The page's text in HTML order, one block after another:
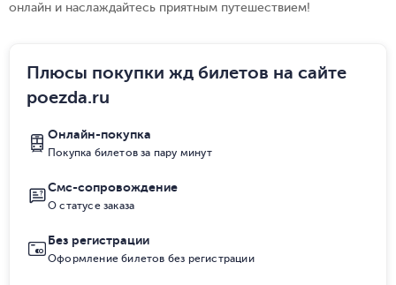
онлайн и наслаждайтесь приятным путешествием!
Плюсы покупки жд билетов на сайте
poezda.ru
Онлайн-покупка
Покупка билетов за пару минут
Смс-сопровождение
О статусе заказа
Без регистрации
Оформление билетов без регистрации